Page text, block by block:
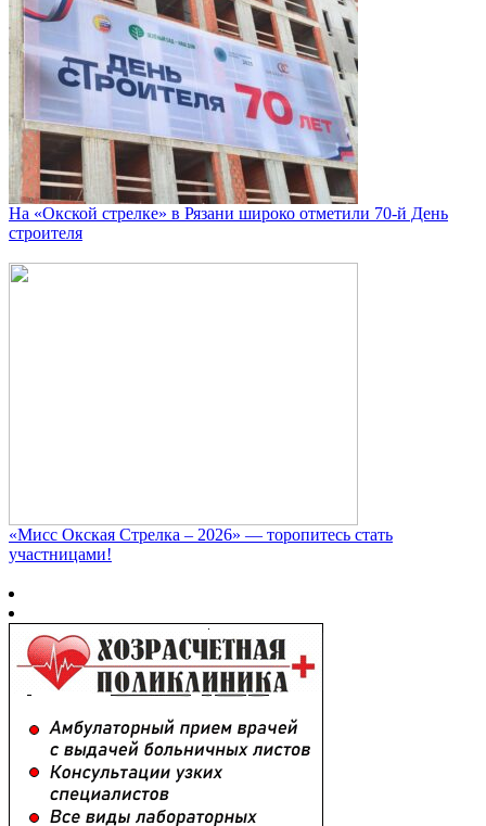
На «Окской стрелке» в Рязани широко отметили 70-й День
строителя
«Мисс Окская Стрелка – 2026» — торопитесь стать
участницами!